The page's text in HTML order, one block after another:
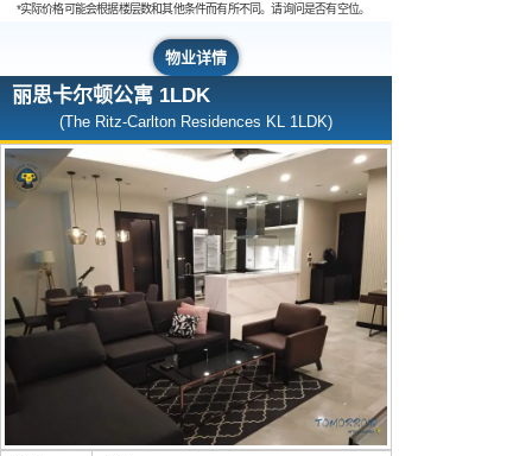
*实际价格可能会根据楼层数和其他条件而有所不同。请询问是否有空位。
物业详情
丽思卡尔顿公寓 1LDK
(The Ritz-Carlton Residences KL 1LDK)